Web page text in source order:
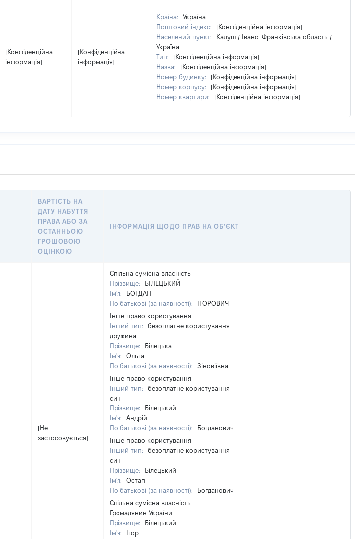
[Конфіденційна
інформація]
[Конфіденційна
інформація]
Країна:
Україна
Поштовий індекс:
[Конфіденційна інформація]
Населений пункт:
Калуш / Івано-Франківська область /
Україна
Тип:
[Конфіденційна інформація]
Назва:
[Конфіденційна інформація]
Номер будинку:
[Конфіденційна інформація]
Номер корпусу:
[Конфіденційна інформація]
Номер квартири:
[Конфіденційна інформація]
ВАРТІСТЬ НА
ДАТУ НАБУТТЯ
ПРАВА АБО ЗА
ОСТАННЬОЮ
ГРОШОВОЮ
ОЦІНКОЮ
ІНФОРМАЦІЯ ЩОДО ПРАВ НА ОБ'ЄКТ
[Не
застосовується]
Спільна сумісна власність
Прізвище:
БІЛЕЦЬКИЙ
Ім'я:
БОГДАН
По батькові (за наявності):
ІГОРОВИЧ
Інше право користування
Інший тип:
безоплатне користування
дружина
Прізвище:
Білецька
Ім'я:
Ольга
По батькові (за наявності):
Зіновіївна
Інше право користування
Інший тип:
безоплатне користування
син
Прізвище:
Білецький
Ім'я:
Андрій
По батькові (за наявності):
Богданович
Інше право користування
Інший тип:
безоплатне користування
син
Прізвище:
Білецький
Ім'я:
Остап
По батькові (за наявності):
Богданович
Спільна сумісна власність
Громадянин України
Прізвище:
Білецький
Ім'я:
Ігор